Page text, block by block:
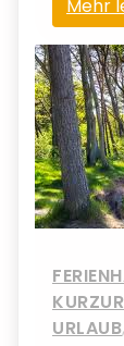
Mehr
URLAUB,